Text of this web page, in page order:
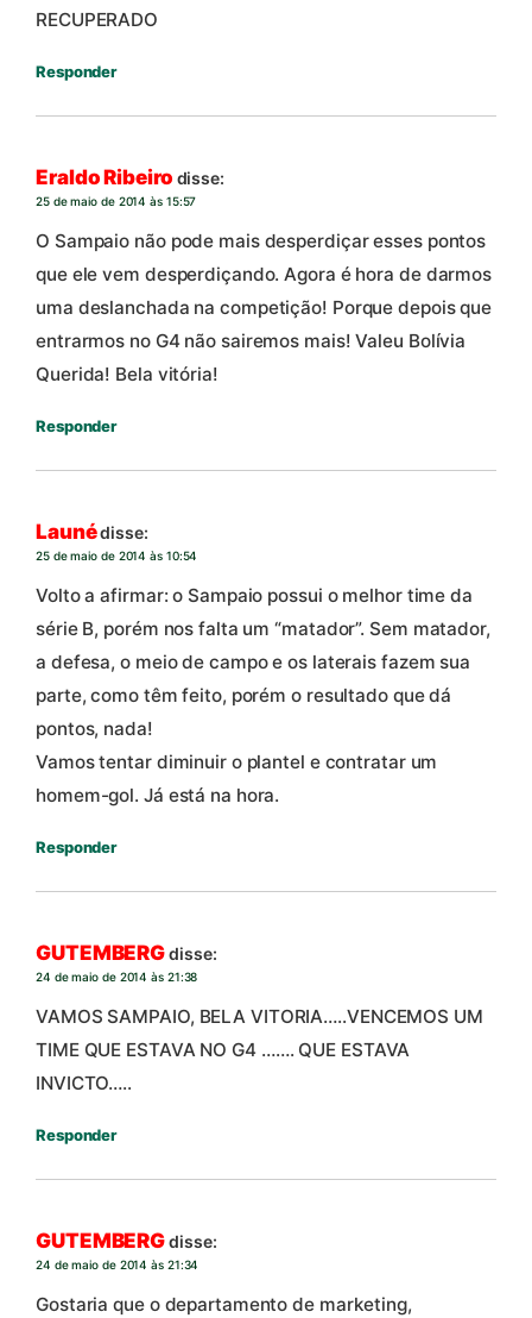
RECUPERADO
Responder
Eraldo Ribeiro disse:
25 de maio de 2014 às 15:57
O Sampaio não pode mais desperdiçar esses pontos
que ele vem desperdiçando. Agora é hora de darmos
uma deslanchada na competição! Porque depois que
entrarmos no G4 não sairemos mais! Valeu Bolívia
Querida! Bela vitória!
Responder
Launédisse:
25 de maio de 2014 às 10:54
Volto a afirmar: o Sampaio possui o melhor time da
série B, porém nos falta um “matador”. Sem matador,
a defesa, o meio de campo e os laterais fazem sua
parte, como têm feito, porém o resultado que dá
pontos, nada!
Vamos tentar diminuir o plantel e contratar um
homem-gol. Já está na hora.
Responder
GUTEMBERGdisse:
24 de maio de 2014 às 21:38
VAMOS SAMPAIO, BELA VITORIA…..VENCEMOS UM
TIME QUE ESTAVA NO G4 ……. QUE ESTAVA
INVICTO…..
Responder
GUTEMBERGdisse:
24 de maio de 2014 às 21:34
Gostaria que o departamento de marketing,